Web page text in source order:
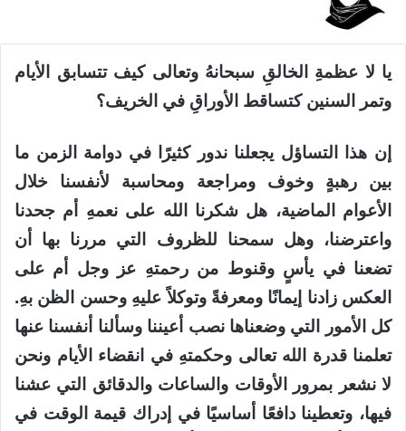
يا لا عظمةِ الخالقِ سبحانهُ وتعالى كيف تتسابق الأيام
وتمر السنين كتساقط الأوراقِ في الخريف؟
إن هذا التساؤل يجعلنا ندور كثيرًا في دوامة الزمن ما
بين رهبةٍ وخوف ومراجعة ومحاسبة لأنفسنا خلال
الأعوام الماضية، هل شكرنا الله على نعمهِ أم جحدنا
واعترضنا، وهل سمحنا للظروف التي مررنا بها أن
تضعنا في يأسٍ وقنوط من رحمتهِ عز وجل أم على
العكس زادنا إيمانًا ومعرفةً وتوكلاً عليهِ وحسن الظن بهِ.
كل الأمور التي وضعناها نصب أعيننا وسألنا أنفسنا عنها
تعلمنا قدرة الله تعالى وحكمتهِ في انقضاء الأيام ونحن
لا نشعر بمرور الأوقات والساعات والدقائق التي عشنا
فيها، وتعطينا دافعًا أساسيًا في إدراك قيمة الوقت في